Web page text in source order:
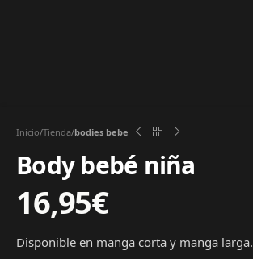
Inicio Tienda bodies bebe
Body bebé niña
16,95€
Disponible en manga corta y manga larga.